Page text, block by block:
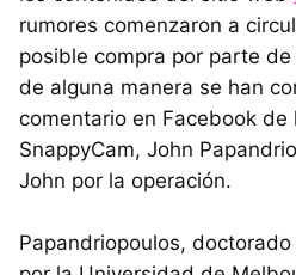
rumores comenzaron a
posible compra por parte
de alguna manera se han
comentario en Facebook
SnappyCam, John
John por la operación.
Papandriopoulos,